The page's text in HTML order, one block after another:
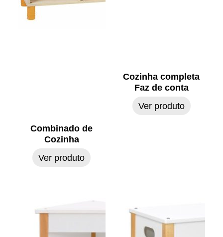
Combinado de
Cozinha
Ver produto
Cozinha completa
Faz de conta
Ver produto